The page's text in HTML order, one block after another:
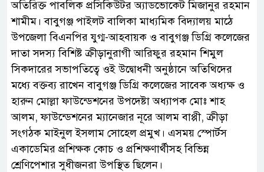
অতিরিক্ত পাবলিক প্রসিকিউটর অ্যাডভোকেট মিজানুর রহমান
শামীম। বাবুগঞ্জ পাইলট বালিকা মাধ্যমিক বিদ্যালয় মাঠে
উপজেলা বিএনপির যুগ্ম-আহবায়ক ও বাবুগঞ্জ ডিগ্রি কলেজের
দাতা সদস্য বিশিষ্ট ক্রীড়ানুরাগী আরিফুর রহমান শিমুল
সিকদারের সভাপতিত্বে ওই উদ্বোধনী অনুষ্ঠানে অতিথিদের
মধ্যে বক্তব্য রাখেন বাবুগঞ্জ ডিগ্রি কলেজের সাবেক অধ্যক্ষ ও
হারুন মোল্লা ফাউন্ডেশনের উপদেষ্টা অধ্যাপক মোঃ শাহ
আলম, ফাউন্ডেশনের ম্যানেজার নূরে আলম বাপ্পী, ক্রীড়া
সংগঠক মাইনুল ইসলাম সোহেল প্রমুখ। এসময় স্পোর্টস
একাডেমির প্রশিক্ষক কোচ ও প্রশিক্ষণার্থীসহ বিভিন্ন
শ্রেণিপেশার সুধীজনরা উপস্থিত ছিলেন।